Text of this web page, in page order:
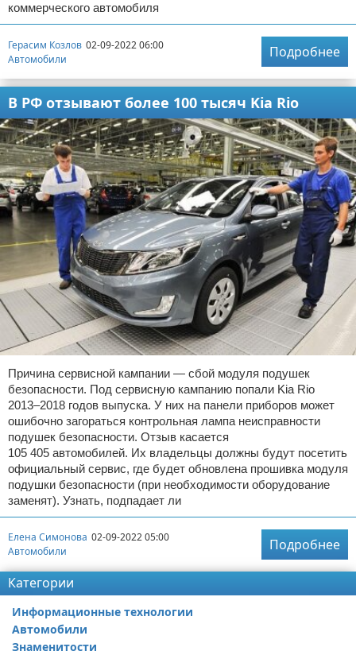
коммерческого автомобиля
Герасим Козлов 02-09-2022 06:00
Автомобили
Подробнее
В РФ отзывают более 100 тысяч Kia Rio
Причина сервисной кампании — сбой модуля подушек
безопасности. Под сервисную кампанию попали Kia Rio
2013–2018 годов выпуска. У них на панели приборов может
ошибочно загораться контрольная лампа неисправности
подушек безопасности. Отзыв касается
105 405 автомобилей. Их владельцы должны будут посетить
официальный сервис, где будет обновлена прошивка модуля
подушки безопасности (при необходимости оборудование
заменят). Узнать, подпадает ли
Елена Симонова 02-09-2022 05:00
Автомобили
Подробнее
Категории
Информационные технологии
Автомобили
Знаменитости